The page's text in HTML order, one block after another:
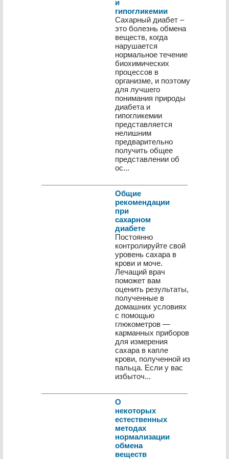
и
гипогликемии
Сахарный диабет –
это болезнь обмена
веществ, когда
нарушается
нормальное течение
биохимических
процессов в
организме, и поэтому
для лучшего
понимания природы
диабета и
гипогликемии
представляется
нелишним
предварительно
получить общее
представлении об
ос...
Общие
рекомендации
при
сахарном
диабете
Постоянно
контролируйте свой
уровень сахара в
крови и моче.
Лечащий врач
поможет вам
оценить результаты,
полученные в
домашних условиях
с помощью
глюкометров —
карманных приборов
для измерения
сахара в капле
крови, полученной из
пальца. Если у вас
избыточ...
О
некоторых
естественных
методах
нормализации
обмена
веществ